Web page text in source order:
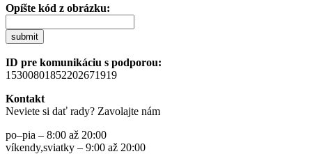
Opíšte kód z obrázku:
submit
ID pre komunikáciu s podporou:
15300801852202671919
Kontakt
Neviete si dať rady? Zavolajte nám
po–pia – 8:00 až 20:00
víkendy,sviatky – 9:00 až 20:00